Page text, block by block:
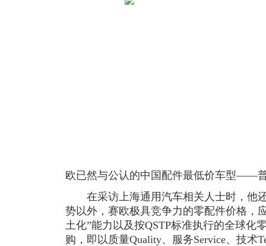
欧已然与公认的中国配件最低价车型——
在采访上海通用汽车相关人士时，他
势以外，赛欧极具竞争力的零配件价格，
土化”能力以及按QSTP标准执行的全球化
购，即以质量Quality、服务Service、技术